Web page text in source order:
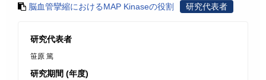
脳血管攣縮におけるMAP Kinaseの役割 研究代表者
研究代表者
笹原 篤
研究期間 (年度)